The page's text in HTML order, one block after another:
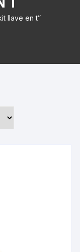
llave en t”